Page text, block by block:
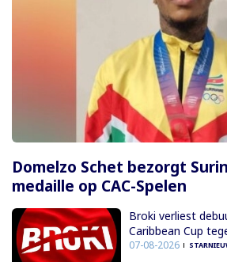
Domelzo Schet bezorgt
medaille op CAC-Spelen
Broki verliest
Caribbean Cup
07-08-2026